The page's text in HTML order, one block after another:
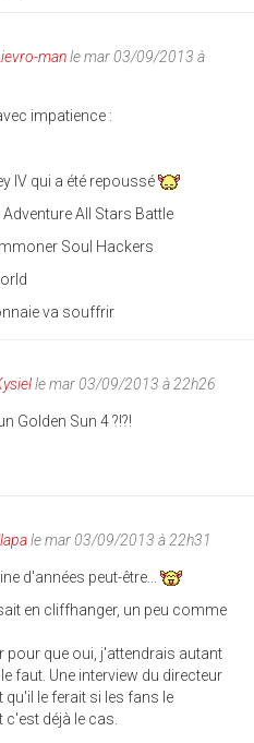
manle mar 03/09/2013 à
impatience :
IV qui a été repoussé
All Stars Battle
Soul Hackers
va souffrir
le mar 03/09/2013 à 22h26
Golden Sun 4 ?!?!
le mar 03/09/2013 à 22h31
d'années peut-être...
en cliffhanger, un peu comme
pour que oui, j'attendrais autant
faut. Une interview du directeur
qu'il le ferait si les fans le
c'est déjà le cas.